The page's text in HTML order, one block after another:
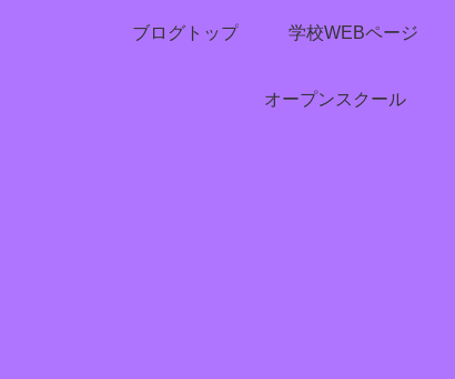
ブログトップ 学校WEBページ
オープンスクール